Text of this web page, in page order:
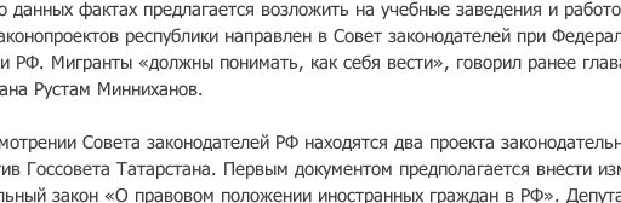
данных фактах предлагается возложить на учебные заведения и
республики направлен в Совет законодателей при
РФ. Мигранты «должны понимать, как себя вести», говорил ранее
Рустам Минниханов.
Совета законодателей РФ находятся два проекта
Госсовета Татарстана. Первым документом предполагается внести
закон «О правовом положении иностранных граждан в РФ».